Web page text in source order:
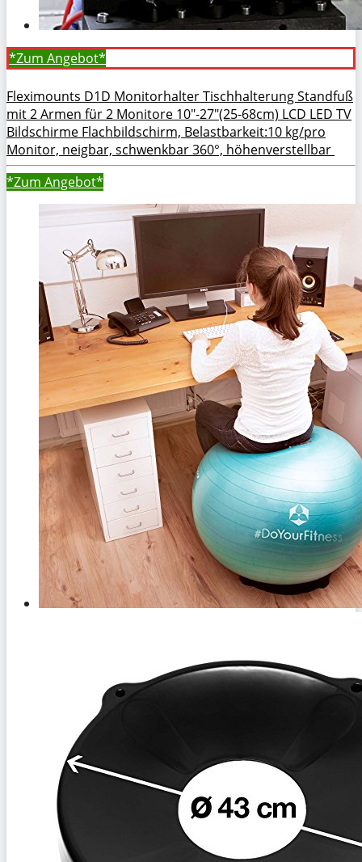
*Zum Angebot*
Fleximounts D1D Monitorhalter Tischhalterung Standfuß
mit 2 Armen für 2 Monitore 10″-27″(25-68cm) LCD LED TV
Bildschirme Flachbildschirm, Belastbarkeit:10 kg/pro
Monitor, neigbar, schwenkbar 360°, höhenverstellbar
*Zum Angebot*